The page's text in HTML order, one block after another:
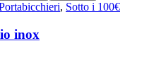
, Sotto i 100€
inox